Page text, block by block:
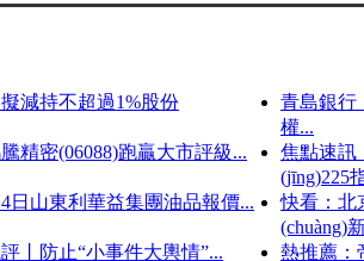
減持不超過1%股份
青島銀行
權...
精密(06088)跑贏大市評級...
焦點速訊
(jīng)225
日山東利華益集團油品報價...
快看：北
(chuàng)
丨防止“小事件大輿情”...
熱推薦：